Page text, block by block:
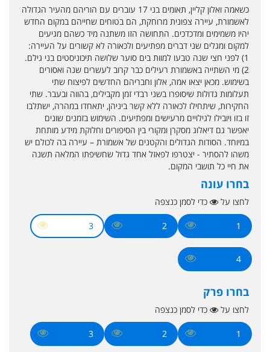
כשאמה ואלון קליין, תאומים בני 17 עוברים עם הוריהם מהעיר הגדולה
לאשמורת, עיירה צפונית מרוחקת, הם בטוחים שחייהם במקום החדש
יהיו משמימים ומדכדכים. התחושה הזו משתנה מיד כשהם מגיעים
למקום ומגלים שני דברים מפתיעים ולכאורה לא קשורים על העיירה:
1) לפני חצי שנה טבעו למוות בים סוער שלושה תיכוניסטים בני גילם.
2) מי השתייה באשמורת רעילים כבר קרוב לעשרים שנה ואסורים
בשימוש. מכאן יצאו אמה, אלון וחבריהם החדשים לפיצוח שתי
תעלומות גדולות שיסופרו בשני רבדי זמן מקבילים, בהווה ובעבר. שתי
החקירות, שיתחילו לכאורה ללא קשר ביניהן, יתאחדו במהרה, ישתלבו
זו בזו ויובילו לגילויים מרעישים ומפתיעים. השימוש בזמנים שונים
יאפשר גם דיאלוג מסקרן ומקורי בין הסיפורים וחלוקת מידע מותחת
במיוחד. הסודות הגדולים והקטנים של אשמורת – עיירה בה לכולם יש
משהו להסתיר - יצטרפו לפאזל אחד גדול שחשיפתו המלאה תשנה
את חיי כל תושבי המקום.
בחרו עונה
לחצו על כדי לסמן כנצפה
1
2
3
4
בחרו פרק
לחצו על כדי לסמן כנצפה
1
2
3